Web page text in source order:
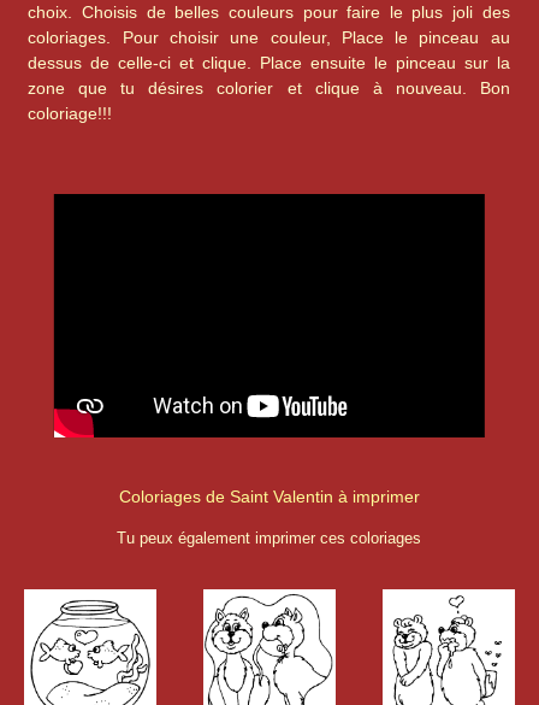
choix. Choisis de belles couleurs pour faire le plus joli des
coloriages. Pour choisir une couleur, Place le pinceau au
dessus de celle-ci et clique. Place ensuite le pinceau sur la
zone que tu désires colorier et clique à nouveau. Bon
coloriage!!!
Coloriages de Saint Valentin à imprimer
Tu peux également imprimer ces coloriages